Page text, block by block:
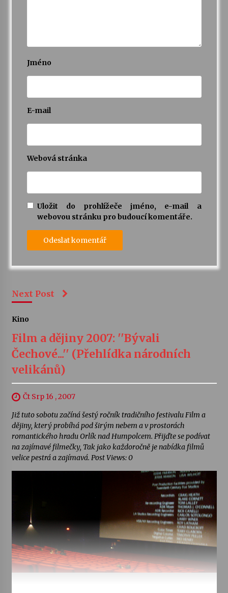
Jméno
E-mail
Webová stránka
Uložit do prohlížeče jméno, e-mail a
webovou stránku pro budoucí komentáře.
Next Post
Kino
Film a dějiny 2007: ''Bývali
Čechové...'' (Přehlídka národních
velikánů)
Čt Srp 16 , 2007
Již tuto sobotu začíná šestý ročník tradičního festivalu Film a
dějiny, který probíhá pod širým nebem a v prostorách
romantického hradu Orlík nad Humpolcem. Přijďte se podívat
na zajímavé filmečky, Tak jako každoročně je nabídka filmů
velice pestrá a zajímavá. Post Views: 0